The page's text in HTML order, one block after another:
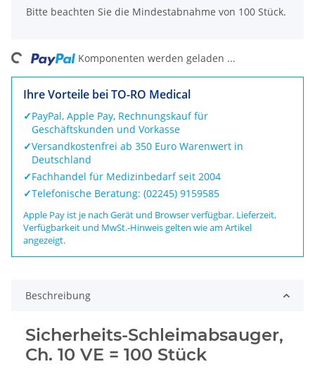
x
Bitte beachten Sie die Mindestabnahme von 100 Stück.
Komponenten werden geladen ...
Ihre Vorteile bei TO-RO Medical
✓PayPal, Apple Pay, Rechnungskauf für
Geschäftskunden und Vorkasse
✓Versandkostenfrei ab 350 Euro Warenwert in
Deutschland
✓Fachhandel für Medizinbedarf seit 2004
✓Telefonische Beratung: (02245) 9159585
Apple Pay ist je nach Gerät und Browser verfügbar. Lieferzeit,
Verfügbarkeit und MwSt.-Hinweis gelten wie am Artikel
angezeigt.
Beschreibung
Sicherheits-Schleimabsauger,
Ch. 10 VE = 100 Stück